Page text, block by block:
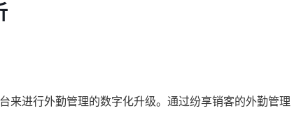
来进行外勤管理的数字化升级。通过纷享销客的外勤管理